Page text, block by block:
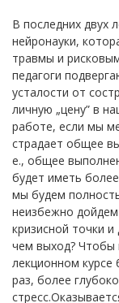
В последних двух
нейронауки,
травмы и
педагоги
усталости от
личную „цену” в
работе, если мы
страдает общее
е., общее
будет иметь
мы будем
неизбежно
кризисной точки и
чем выход? Чтобы
лекционном
раз, более